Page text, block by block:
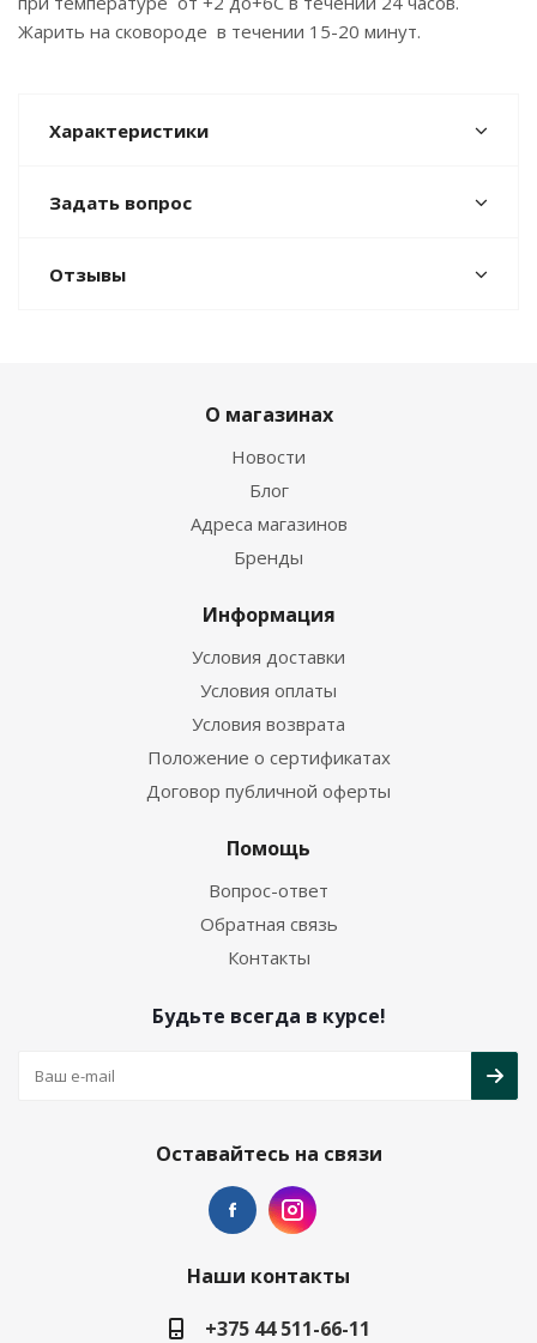
Жарить на сковороде в течении 15-20 минут.
Характеристики
Задать вопрос
Отзывы
О магазинах
Новости
Блог
Адреса магазинов
Бренды
Информация
Условия доставки
Условия оплаты
Условия возврата
Положение о сертификатах
Договор публичной оферты
Помощь
Вопрос-ответ
Обратная связь
Контакты
Будьте всегда в курсе!
Оставайтесь на связи
Наши контакты
+375 44 511-66-11